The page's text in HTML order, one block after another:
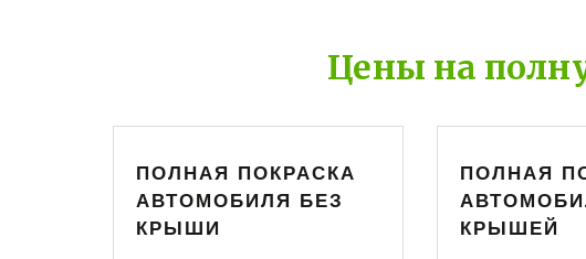
Цены на
ПОЛНАЯ ПОКРАСКА
АВТОМОБИЛЯ БЕЗ
КРЫШИ
ПОЛНАЯ
КРЫШЕЙ